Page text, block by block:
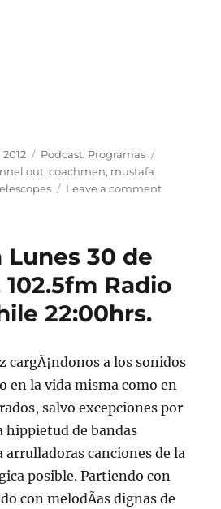
Categories
Podcast, Programas
out,coachmen, mustafa
Leave a commenton
2012
Lunes 30 de
102.5fm Radio
22:00hrs.
cargÃ¡ndonos a los sonidos
la vida misma como en
salvo excepciones por
hippietud de bandas
arrulladoras canciones de la
posible. Partiendo con
con melodÃ­as dignas de